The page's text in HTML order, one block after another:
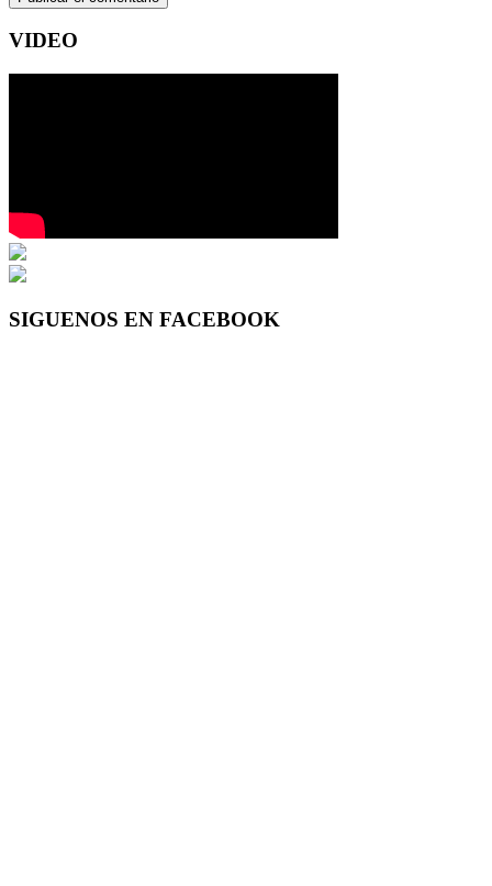
VIDEO
SIGUENOS EN FACEBOOK